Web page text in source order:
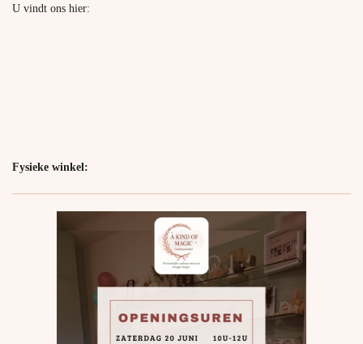
U vindt ons hier:
Fysieke winkel: